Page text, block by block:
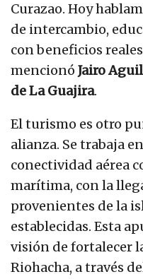
Curazao. Hoy
de intercambio,
con beneficios
mencionó Jairo
de La Guajira.
El turismo es otro
alianza. Se trabaja
conectividad aérea
marítima, con la
provenientes de la
establecidas. Esta
visión de fortalecer
Riohacha, a través